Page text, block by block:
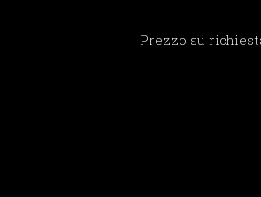
Prezzo su